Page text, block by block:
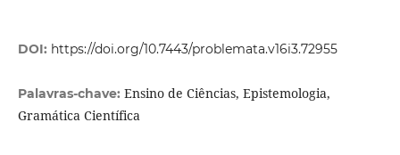
DOI: https://doi.org/10.7443/problemata.v16i3.72955
Palavras-chave: Ensino de Ciências, Epistemologia,
Gramática Científica